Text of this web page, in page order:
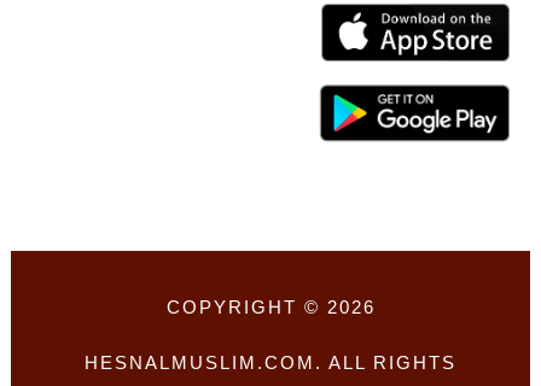
COPYRIGHT © 2026
HESNALMUSLIM.COM. ALL RIGHTS